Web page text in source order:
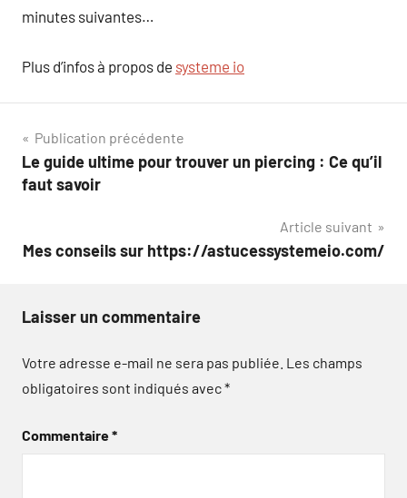
minutes suivantes…
Plus d’infos à propos de systeme io
Navigation
de
Publication précédente
Le guide ultime pour trouver un piercing : Ce qu’il
faut savoir
Article suivant
Mes conseils sur https://astucessystemeio.com/
Laisser un commentaire
Votre adresse e-mail ne sera pas publiée. Les champs
obligatoires sont indiqués avec*
Commentaire*